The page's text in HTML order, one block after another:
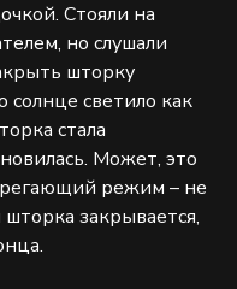
Стояли на
но слушали
шторку
светило как
стала
Может, это
режим – не
закрывается,